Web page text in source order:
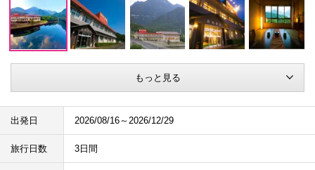
もっと見る
出発日 2026/08/16～2026/12/29
旅行日数 3日間